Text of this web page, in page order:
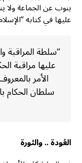
ينوب عن الجماعة ولا
عليها في كتابه
“سلطة المراقبة
عليها مراقبة
الأمر
سلطان الحكام
العُودة .. والثورة